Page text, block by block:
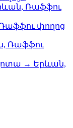
Ռաֆֆու
փողոց
Ռաֆֆու
→ Երևան,